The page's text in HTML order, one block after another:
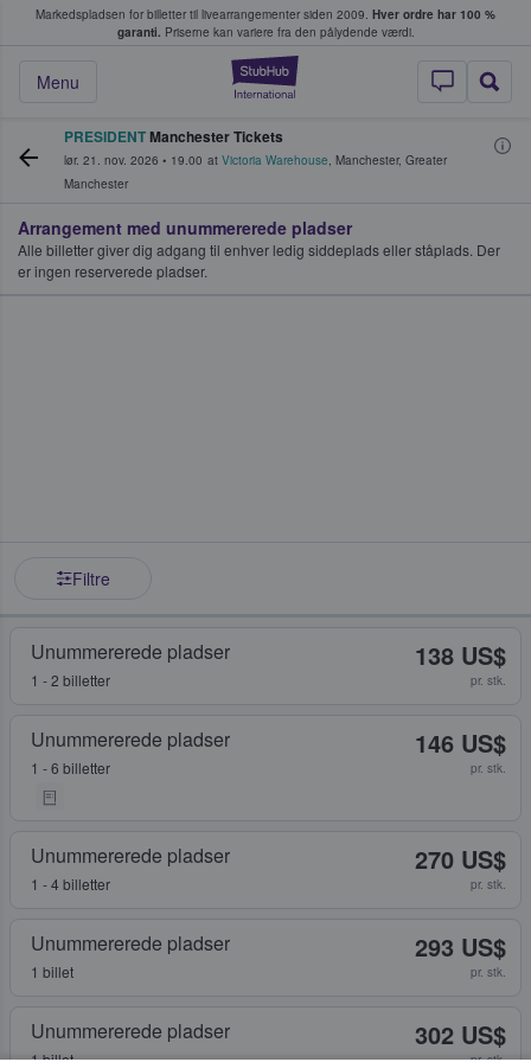
Markedspladsen for billetter til livearrangementer siden 2009. Hver ordre har 100 %
garanti. Priserne kan variere fra den pålydende værdi.
StubHub - Hvor
Menu
køber og sælger billetter
PRESIDENTManchester Tickets
lør. 21. nov. 2026 • 19.00 at Victoria Warehouse, Manchester, Greater
Manchester
Arrangement med unummererede pladser
Alle billetter giver dig adgang til enhver ledig siddeplads eller ståplads. Der
er ingen reserverede pladser.
Filtre
Unummererede pladser
1 - 2 billetter
138 US$
pr. stk.
Unummererede pladser
1 - 6 billetter
146 US$
pr. stk.
Unummererede pladser
1 - 4 billetter
270 US$
pr. stk.
Unummererede pladser
1 billet
293 US$
pr. stk.
Unummererede pladser 302 US$